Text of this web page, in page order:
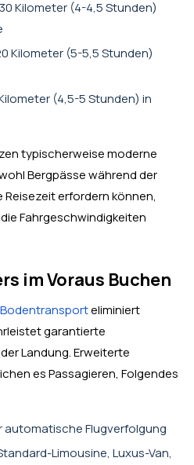
Kilometer (4-4,5 Stunden)
Kilometer (5-5,5 Stunden)
(4,5-5 Stunden) in
typischerweise moderne
Bergpässe während der
erfordern können,
Fahrgeschwindigkeiten
im Voraus Buchen
eliminiert
garantierte
Landung. Erweiterte
es Passagieren, Folgendes
automatische Flugverfolgung
Limousine, Luxus-Van,